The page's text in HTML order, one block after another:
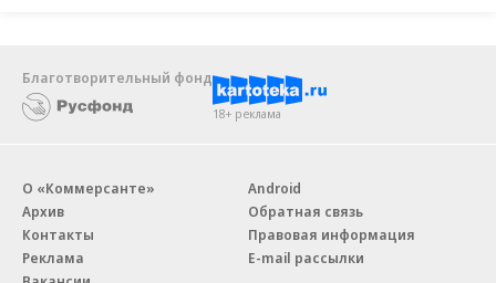
Благотворительный фонд
18+ реклама
О «Коммерсанте»
Архив
Контакты
Реклама
Android
Обратная связь
Правовая информация
E-mail рассылки